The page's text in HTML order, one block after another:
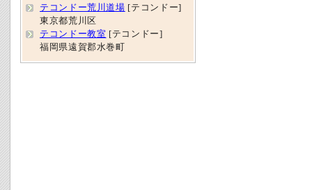
テコンドー荒川道場 [テコンドー]
東京都荒川区
テコンドー教室 [テコンドー]
福岡県遠賀郡水巻町